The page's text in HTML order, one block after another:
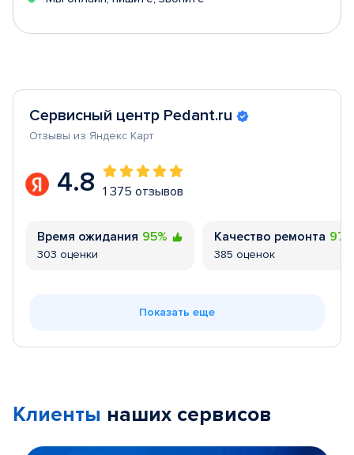
Сервисный центр Pedant.ru
Отзывы из Яндекс Карт
4.8 1 375 отзывов
Время ожидания 95%
303 оценки
Качество ремонта
385 оценок
Показать еще
Клиенты наших сервисов